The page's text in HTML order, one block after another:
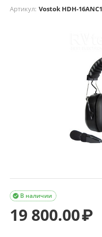
Артикул: Vostok HDH-16ANC1
В наличии

19 800.00₽